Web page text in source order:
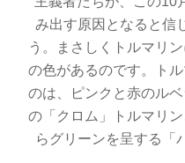
み出す原因となると信
う。まさしくトルマリ
の色があるのです。ト
のは、ピンクと赤のル
の「クロム」トルマリ
らグリーンを呈する「